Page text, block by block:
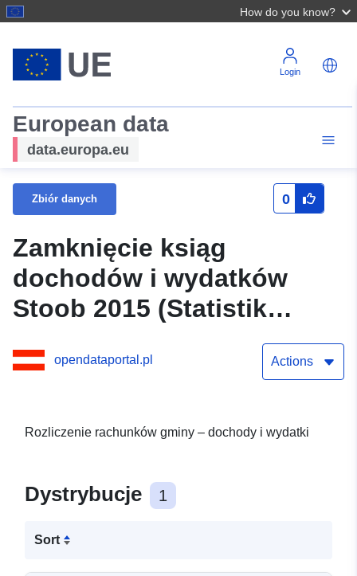
How do you know?
Login
European data
data.europa.eu
Zbiór danych 0
Zamknięcie ksiąg
dochodów i wydatków
Stoob 2015 (Statistik
opendataportal.pl Actions
Rozliczenie rachunków gminy – dochody i wydatki
Dystrybucje 1
Sort